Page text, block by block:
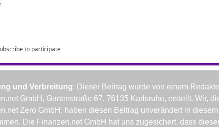
to participate
und Verbreitung: Dieser Beitrag wurde von einem
GmbH, Gartenstraße 67, 76135 Karlsruhe, erstellt. Wir,
Zero GmbH, haben diesen Beitrag unverändert in
Die Finanzen.net GmbH hat uns zugesichert, dass